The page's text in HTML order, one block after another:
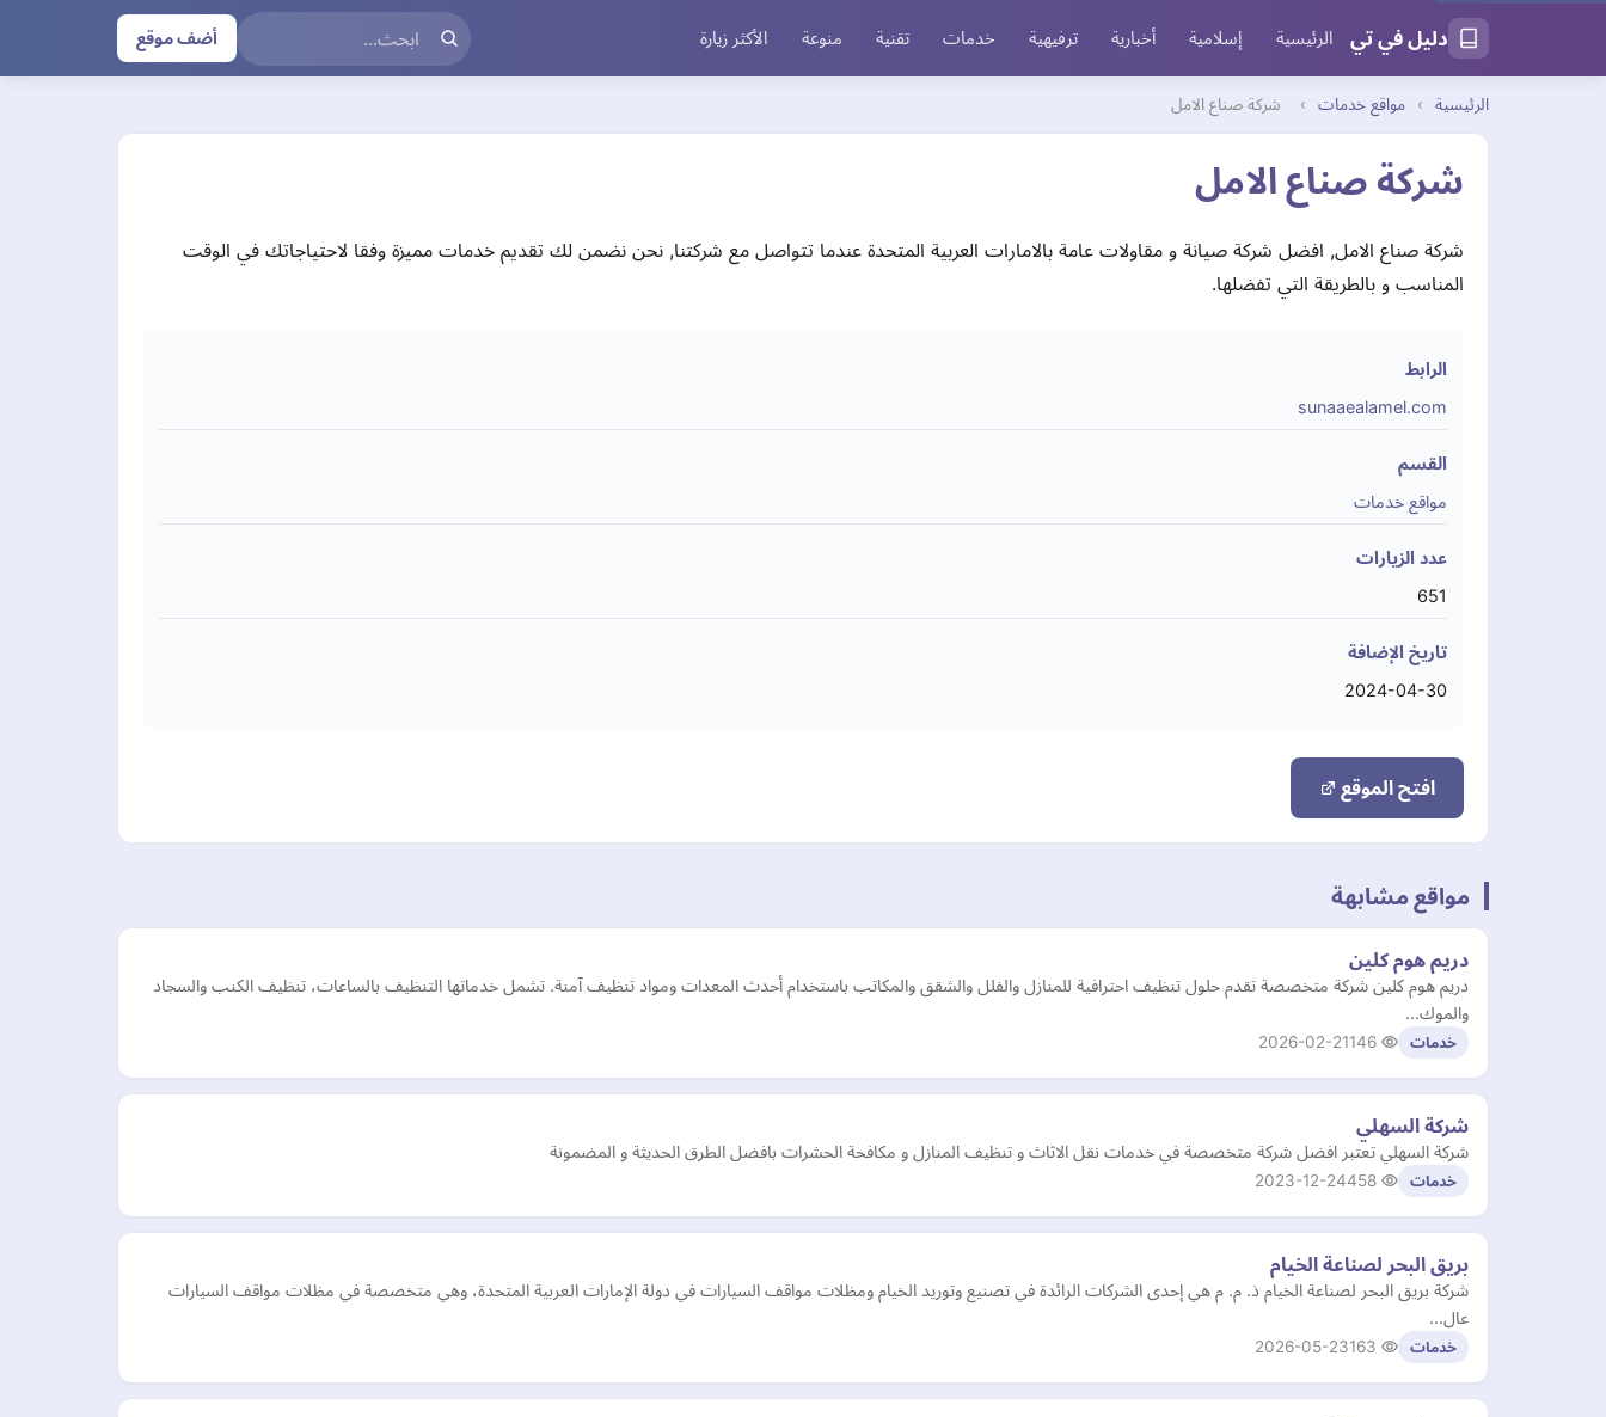
دليل في تي الرئيسية إسلامية أخبارية ترفيهية خدمات تقنية منوعة الأكثر زيارة أضف موقع
الرئيسية › مواقع خدمات › شركة صناع الامل
شركة صناع الامل
شركة صناع الامل, افضل شركة صيانة و مقاولات عامة بالامارات العربية المتحدة عندما تتواصل مع شركتنا, نحن نضمن لك تقديم خدمات مميزة وفقا لاحتياجاتك في الوقت
المناسب و بالطريقة التي تفضلها.
الرابط
sunaaealamel.com
القسم
مواقع خدمات
عدد الزيارات
651
تاريخ الإضافة
2024-04-30
افتح الموقع
مواقع مشابهة
دريم هوم كلين
دريم هوم كلين شركة متخصصة تقدم حلول تنظيف احترافية للمنازل والفلل والشقق والمكاتب باستخدام أحدث المعدات ومواد تنظيف آمنة. تشمل خدماتها التنظيف بالساعات، تنظيف الكنب والسجاد
والموك…
خدمات 2026-02-21
شركة السهلي
شركة السهلي تعتبر افضل شركة متخصصة في خدمات نقل الاثاث و تنظيف المنازل و مكافحة الحشرات بافضل الطرق الحديثة و المضمونة
خدمات 2023-12-24
بريق البحر لصناعة الخيام
شركة بريق البحر لصناعة الخيام ذ. م. م هي إحدى الشركات الرائدة في تصنيع وتوريد الخيام ومظلات مواقف السيارات في دولة الإمارات العربية المتحدة، وهي متخصصة في مظلات مواقف السيارات
عال…
خدمات 2026-05-23